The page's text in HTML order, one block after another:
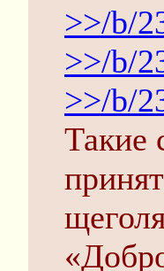
>>/b/
>>/b/
>>/b/
Такие